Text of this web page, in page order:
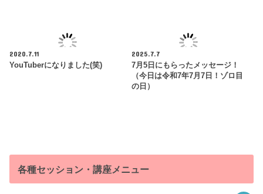
2020.7.11
YouTuberになりました(笑)
2025.7.7
7月5日にもらったメッセージ！
（今日は令和7年7月7日！ゾロ目
の日）
各種セッション・講座メニュー